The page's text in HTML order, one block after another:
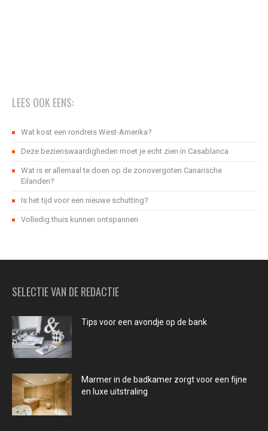
LEES OOK EENS:
Wat kost een rondreis West-Amerika?
Deze bezienswaardigheden moet je echt zien in Casablanca
Wat is er allemaal te doen op de zonovergoten Canarische
Eilanden?
Is het tijd voor een nieuwe schutting?
Volledig thuis kunnen ontspannen
SELECTIE VAN DE REDACTIE
Tips voor een avondje op de bank
Marmer in de badkamer zorgt voor een fijne
en luxe uitstraling